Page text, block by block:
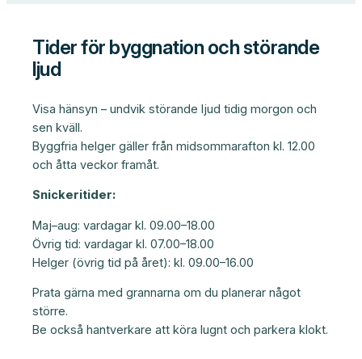
Tider för byggnation och störande
ljud
Visa hänsyn – undvik störande ljud tidig morgon och
sen kväll.
Byggfria helger gäller från midsommarafton kl. 12.00
och åtta veckor framåt.
Snickeritider:
Maj–aug: vardagar kl. 09.00–18.00
Övrig tid: vardagar kl. 07.00–18.00
Helger (övrig tid på året): kl. 09.00–16.00
Prata gärna med grannarna om du planerar något
större.
Be också hantverkare att köra lugnt och parkera klokt.